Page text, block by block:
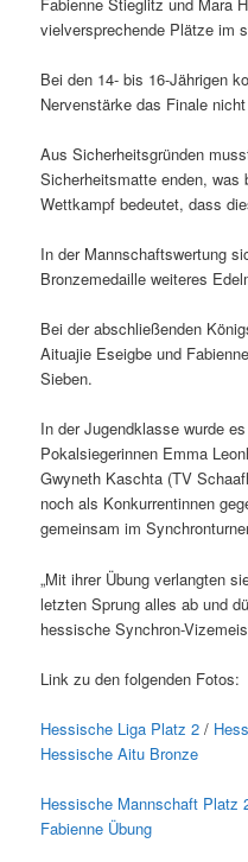
vielversprechende Plätze im
Bei den 14- bis 16-Jährigen
Nervenstärke das Finale
Aus Sicherheitsgründen
Sicherheitsmatte enden, was
Wettkampf bedeutet, dass
In der Mannschaftswertung
Bronzemedaille weiteres
Bei der abschließenden
Aituajie Eseigbe und
Sieben.
In der Jugendklasse wurde
Pokalsiegerinnen Emma
Gwyneth Kaschta (TV
noch als Konkurrentinnen
gemeinsam im
„Mit ihrer Übung verlangten
letzten Sprung alles ab und
hessische Synchron-
Link zu den folgenden Fotos:
Hessische Liga Platz 2 /
Hessische Aitu Bronze
Hessische Mannschaft Platz
Fabienne Übung